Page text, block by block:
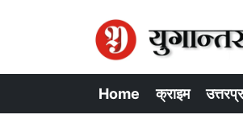
Home क्राइम